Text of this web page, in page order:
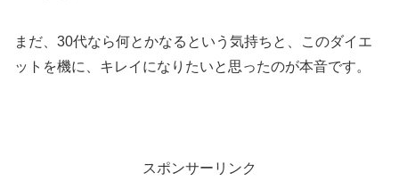
まだ、30代なら何とかなるという気持ちと、このダイエ
ットを機に、キレイになりたいと思ったのが本音です。
スポンサーリンク